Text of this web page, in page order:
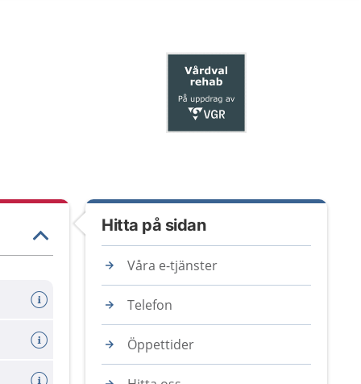
Hitta på sidan
Våra e-tjänster
Telefon
Öppettider